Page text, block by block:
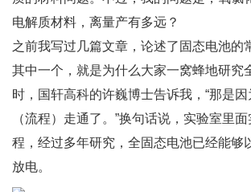
电解质材料，离量产有多远？
之前我写过几篇文章，论述了固态电池的
其中一个，就是为什么大家一窝蜂地研究
时，国轩高科的许巍博士告诉我，“那是
（流程）走通了。”换句话说，实验室里
程，经过多年研究，全固态电池已经能够
放电。